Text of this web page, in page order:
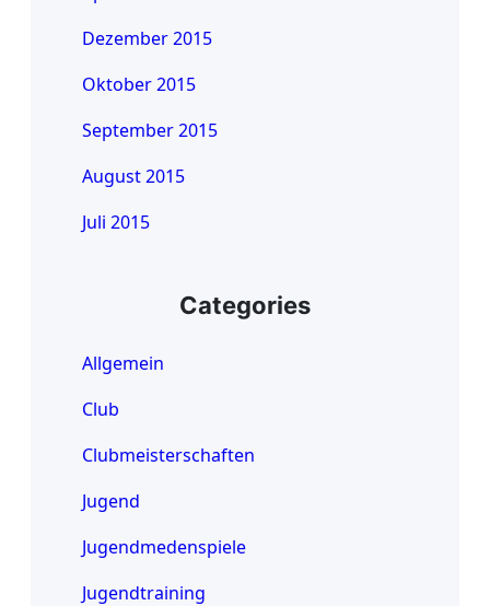
Dezember 2015
Oktober 2015
September 2015
August 2015
Juli 2015
Categories
Allgemein
Club
Clubmeisterschaften
Jugend
Jugendmedenspiele
Jugendtraining